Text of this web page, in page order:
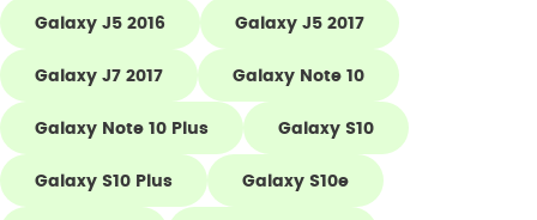
Galaxy J5 2016 Galaxy J5 2017
Galaxy J7 2017 Galaxy Note 10
Galaxy Note 10 Plus Galaxy S10
Galaxy S10 Plus Galaxy S10e